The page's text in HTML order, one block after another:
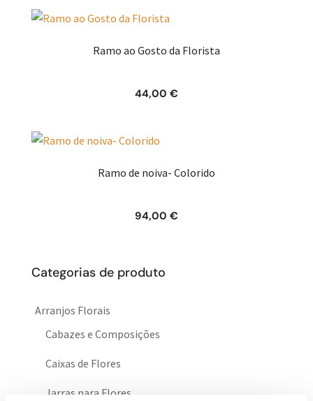
Ramo ao Gosto da Florista
44,00 €
Ramo de noiva- Colorido
94,00 €
Categorias de produto
Arranjos Florais
Cabazes e Composições
Caixas de Flores
Jarras para Flores